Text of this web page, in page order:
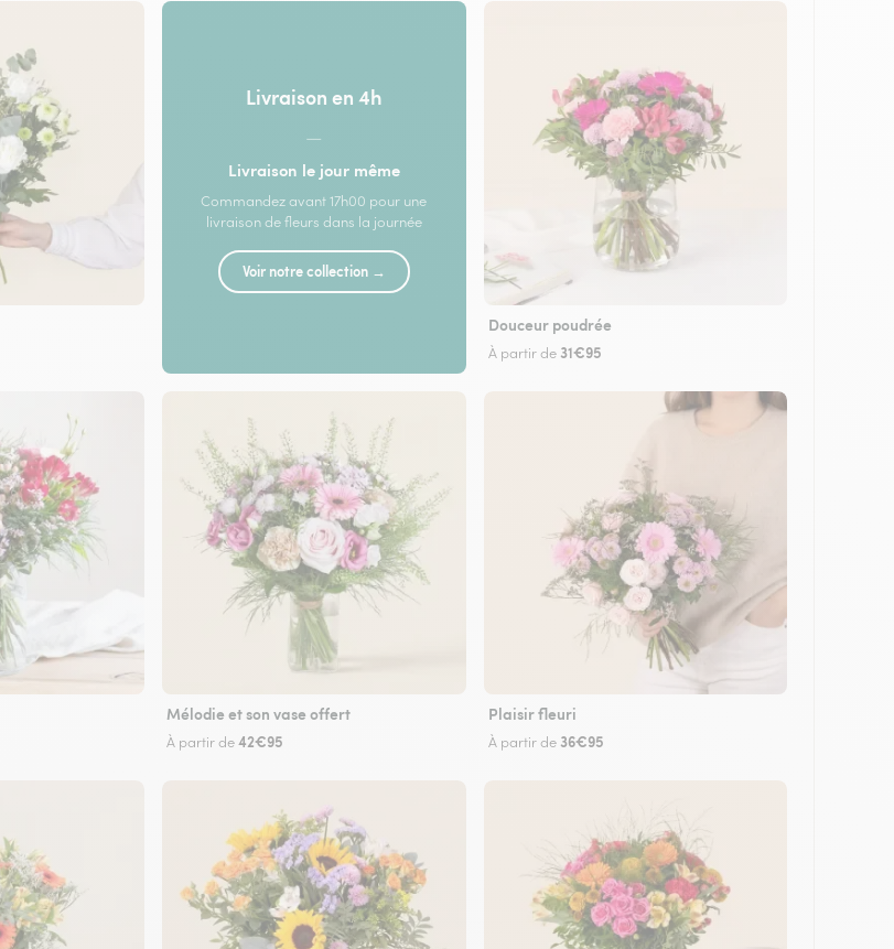
Livraison en 4h
—
Livraison le jour même
Commandez avant 17h00 pour une
livraison de fleurs dans la journée
Voir notre collection →
Douceur poudrée
À partir de 31€95
Mélodie et son vase offert
À partir de42€95
Plaisir fleuri
À partir de 36€95